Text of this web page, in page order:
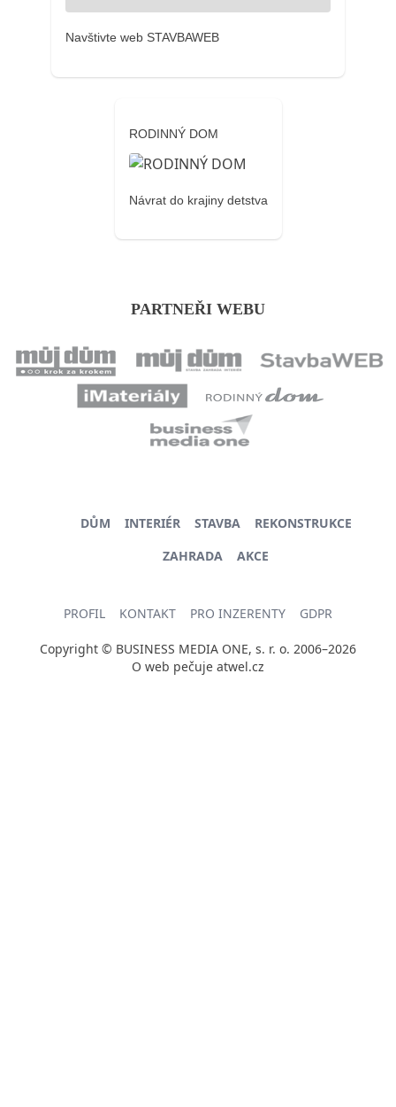
Navštivte web STAVBAWEB
RODINNÝ DOM
Návrat do krajiny detstva
PARTNEŘI WEBU
DŮM INTERIÉR STAVBA
REKONSTRUKCE
ZAHRADA
AKCE
PROFIL KONTAKT PRO INZERENTY GDPR
Copyright © BUSINESS MEDIA ONE, s. r. o. 2006–2026